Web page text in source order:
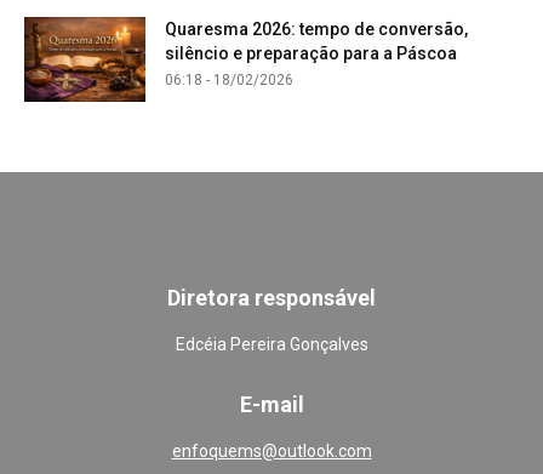
Quaresma 2026: tempo de conversão,
silêncio e preparação para a Páscoa
06:18 - 18/02/2026
Diretora responsável
Edcéia Pereira Gonçalves
E-mail
enfoquems@outlook.com